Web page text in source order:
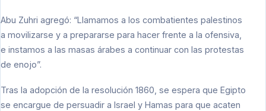
Abu Zuhri agregó: “Llamamos a los combatientes palestinos
a movilizarse y a prepararse para hacer frente a la ofensiva,
e instamos a las masas árabes a continuar con las protestas
de enojo”.
Tras la adopción de la resolución 1860, se espera que Egipto
se encargue de persuadir a Israel y Hamas para que acaten